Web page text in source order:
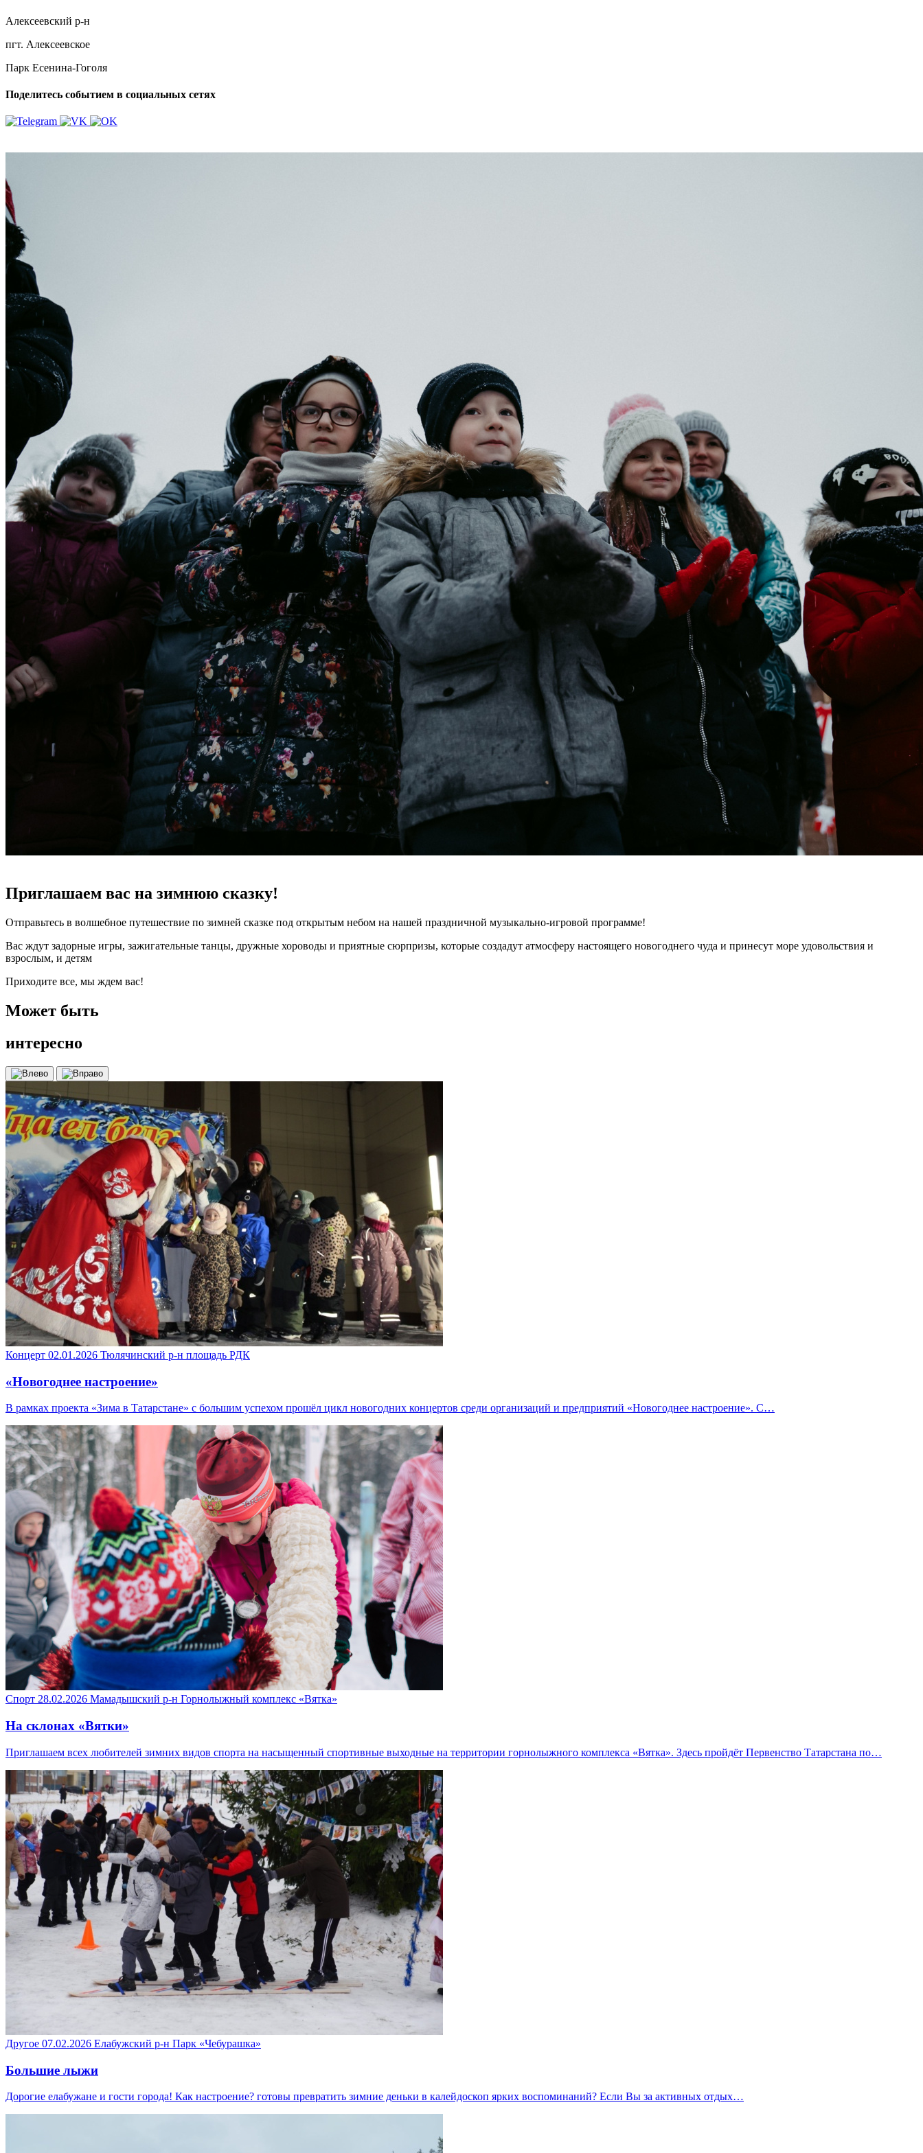
Алексеевский р-н
пгт. Алексеевское
Парк Есенина-Гоголя
Поделитесь событием в социальных сетях
Приглашаем вас на зимнюю сказку!
Отправьтесь в волшебное путешествие по зимней сказке под открытым небом на нашей праздничной музыкально-игровой программе!
Вас ждут задорные игры, зажигательные танцы, дружные хороводы и приятные сюрпризы, которые создадут атмосферу настоящего новогоднего чуда и принесут море удовольствия и
взрослым, и детям
Приходите все, мы ждем вас!
Может быть
интересно
Концерт 02.01.2026 Тюлячинский р-н площадь РДК
«Новогоднее настроение»
В рамках проекта «Зима в Татарстане» с большим успехом прошёл цикл новогодних концертов среди организаций и предприятий «Новогоднее настроение». С…
Спорт 28.02.2026 Мамадышский р-н Горнолыжный комплекс «Вятка»
На склонах «Вятки»
Приглашаем всех любителей зимних видов спорта на насыщенный спортивные выходные на территории горнолыжного комплекса «Вятка». Здесь пройдёт Первенство Татарстана по…
Другое 07.02.2026 Елабужский р-н Парк «Чебурашка»
Большие лыжи
Дорогие елабужане и гости города! Как настроение? готовы превратить зимние деньки в калейдоскоп ярких воспоминаний? Если Вы за активных отдых…